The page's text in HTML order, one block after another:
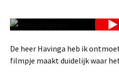
De heer Havinga heb ik
filmpje maakt duidelijk waar